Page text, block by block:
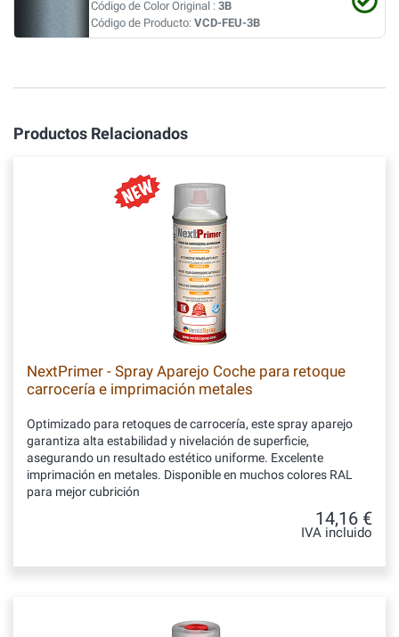
Código de Color Original : 3B
Código de Producto: VCD-FEU-3B
Productos Relacionados
NextPrimer - Spray Aparejo Coche para retoque
carrocería e imprimación metales
Optimizado para retoques de carrocería, este spray aparejo
garantiza alta estabilidad y nivelación de superficie,
asegurando un resultado estético uniforme. Excelente
imprimación en metales. Disponible en muchos colores RAL
para mejor cubrición
14,16 €
IVA incluido